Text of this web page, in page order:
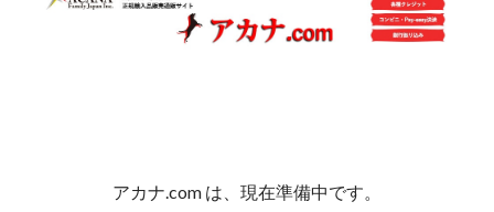
アカナ.com は、現在準備中です。